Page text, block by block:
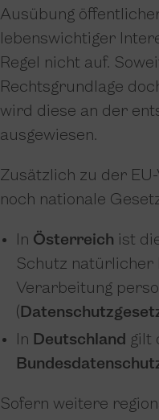
Ausübung
lebenswichtiger
Regel nicht auf.
Rechtsgrundlage
wird diese an der
ausgewiesen.
Zusätzlich zu der
noch nationale
In Österreich ist
Schutz natürlicher
Verarbeitung
(
In Deutschland gilt
Sofern weitere